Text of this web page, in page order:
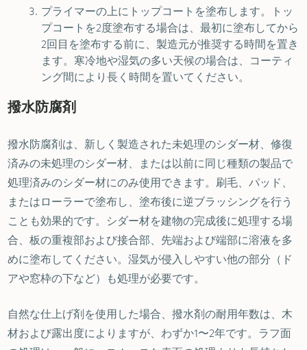
プライマーの上にトップコートを塗布します。トッ
プコートを2度塗布する場合は、最初に塗布してから
2回目を塗布する前に、製造元が推奨する時間を置き
ます。寒冷地や湿気の多い天候の場合は、コーティ
ング間により長く時間を置いてください。
撥水防腐剤
撥水防腐剤は、新しく製造された未処理のシダー材、修復
済みの未処理のシダー材、または以前に同じ種類の製品で
処理済みのシダー材にのみ使用できます。刷毛、パッド、
またはローラーで塗布し、塗布後に逆ブラッシングを行う
ことも効果的です。シダー材を建物の完成後に処理する場
合、板の重複部および接合部、先端および端部に溶液を多
めに塗布してください。湿気が侵入しやすい他の部分（ド
アや窓枠の下など）も処理が必要です。
自然な仕上げ剤を使用した場合、撥水剤の耐用年数は、木
材および露出度によりますが、わずか1〜2年です。ラフ面